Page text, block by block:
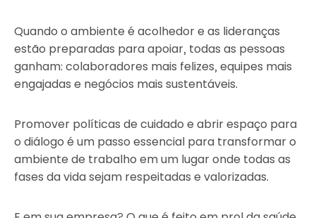
Quando o ambiente é acolhedor e as lideranças
estão preparadas para apoiar, todas as pessoas
ganham: colaboradores mais felizes, equipes mais
engajadas e negócios mais sustentáveis.
Promover políticas de cuidado e abrir espaço para
o diálogo é um passo essencial para transformar o
ambiente de trabalho em um lugar onde todas as
fases da vida sejam respeitadas e valorizadas.